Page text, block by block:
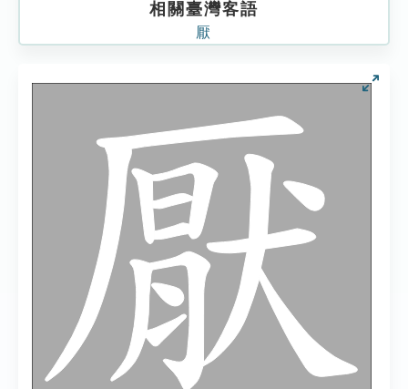
相關臺灣客語
厭